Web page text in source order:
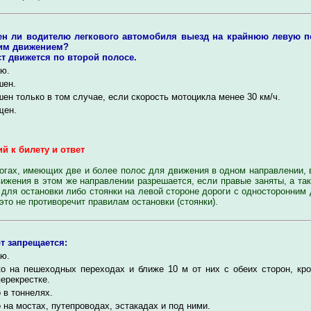
ли водителю легкового автомобиля выезд на крайнюю левую
движением?
по второй полосе.
только в том случае, если скорость мотоцикла менее 30 км/ч.
к билету и ответ
имеющих две и более полос для движения в одном направлении,
в этом же направлении разрешается, если правые заняты, а
остановки либо стоянки на левой стороне дороги с
не противоречит правилам остановки (стоянки).
запрещается:
на пешеходных переходах и ближе 10 м от них с обеих сторон,
в тоннелях.
на мостах, путепроводах, эстакадах и под ними.